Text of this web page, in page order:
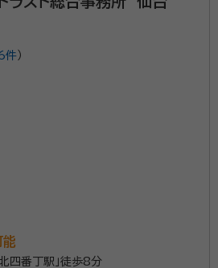
業の方と話すので緊張しましたが、とても
りやすく、見積も納得のいくものだったので
も丁寧に答えてくださり安心感があります。
外にもLINEで行っていますが、手軽に確認
政書士事務所」の 菅野勝（かん
件 ）
能
四番丁駅」徒歩8分